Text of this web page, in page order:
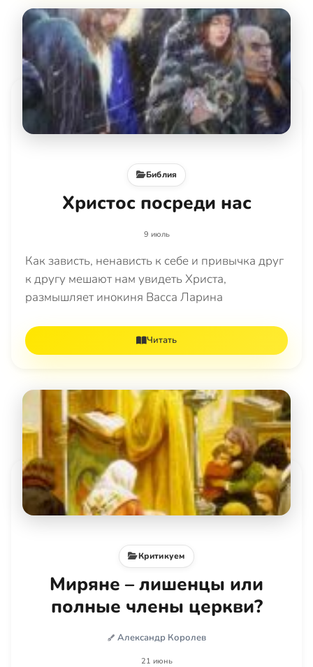
Библия
Христос посреди нас
9 июль
Как зависть, ненависть к себе и привычка друг
к другу мешают нам увидеть Христа,
размышляет инокиня Васса Ларина
Читать
Критикуем
Миряне – лишенцы или
полные члены церкви?
Александр Королев
21 июнь